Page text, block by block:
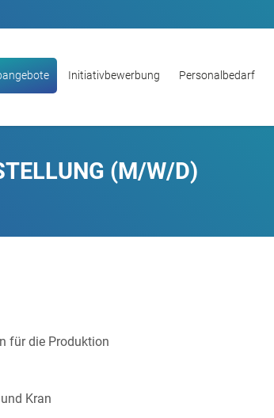
Initiativbewerbung Personalbedarf
(M/W/D)
für die Produktion
Kran